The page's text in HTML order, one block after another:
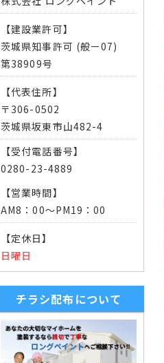
【建設業許可】
茨城県知事許可 (般ー07)
第38909号
【代表住所】
〒306-0502
茨城県坂東市山482-4
【受付電話番号】
0280-23-4889
【営業時間】
AM8：00～PM19：00
【定休日】
日曜日
チラシ配布について